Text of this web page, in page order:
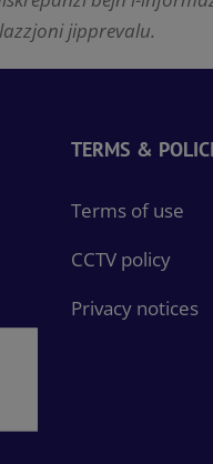
jipprevalu.
TERMS &
Terms of use
CCTV policy
Privacy notices